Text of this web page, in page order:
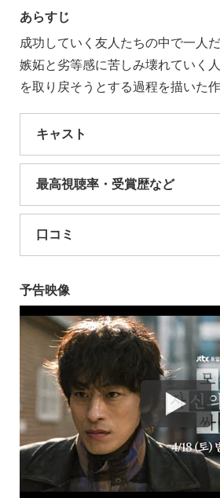
あらすじ
成功していく友人たちの中で一人
嫉妬と劣等感に苦しみ壊れていく
を取り戻そうとする過程を描いた作
キャスト
最高視聴率・受賞歴など
口コミ
予告映像